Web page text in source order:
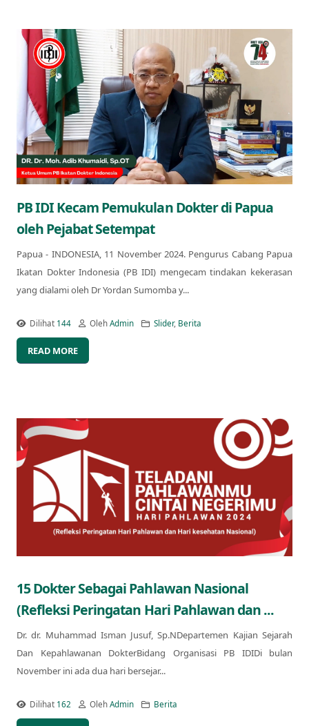
PB IDI Kecam Pemukulan Dokter di Papua
oleh Pejabat Setempat
Papua - INDONESIA, 11 November 2024. Pengurus Cabang Papua
Ikatan Dokter Indonesia (PB IDI) mengecam tindakan kekerasan
yang dialami oleh Dr Yordan Sumomba y...
Dilihat 144 OlehAdmin Slider, Berita
READ MORE
15 Dokter Sebagai Pahlawan Nasional
(Refleksi Peringatan Hari Pahlawan dan ...
Dr. dr. Muhammad Isman Jusuf, Sp.NDepartemen Kajian Sejarah
Dan Kepahlawanan DokterBidang Organisasi PB IDIDi bulan
November ini ada dua hari bersejar...
Dilihat 162 OlehAdmin Berita